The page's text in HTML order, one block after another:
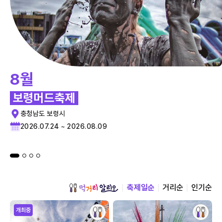
8월
보령머드축제
충청남도 보령시
2026.07.24 ~ 2026.08.09
축제일순 거리순 인기순
개최중